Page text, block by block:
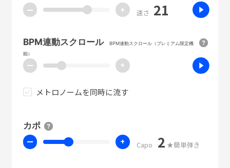
ー + 速さ 21
BPM連動スクロール
BPM連動スクロール（プレミアム限定機
能）
ー +
メトロノームを同時に流す
カポ
ー + Capo 2 ★簡単弾き